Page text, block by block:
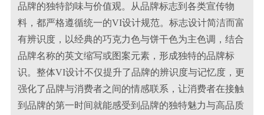
品牌的独特韵味与价值观。从品牌标志到各类宣传物
料，都严格遵循统一的VI设计规范。标志设计简洁而富
有辨识度，以经典的巧克力色与饼干色为主色调，结合
品牌名称的英文缩写或图案元素，形成独特的品牌标
识。整体VI设计不仅提升了品牌的辨识度与记忆度，更
强化了品牌与消费者之间的情感联系，让消费者在接触
到品牌的第一时间就能感受到品牌的独特魅力与高品质